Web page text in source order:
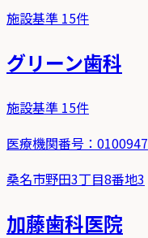
施設基準 15件
グリーン歯科
施設基準 15件
医療機関番号： 0100947
桑名市野田3丁目8番地3
加藤歯科医院